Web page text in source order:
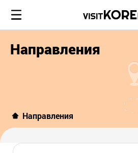
Направления
Направления